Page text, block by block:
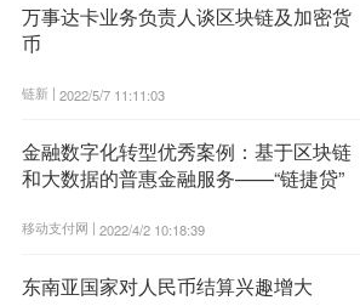
万事达卡业务负责人谈区块链及加密货
币
链新 | 2022/5/7 11:11:03
金融数字化转型优秀案例：基于区块链
和大数据的普惠金融服务——“链捷贷”
移动支付网 | 2022/4/2 10:18:39
东南亚国家对人民币结算兴趣增大